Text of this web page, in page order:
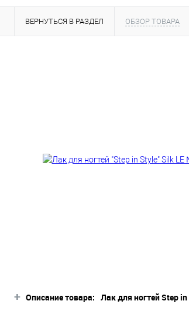
ВЕРНУТЬСЯ В РАЗДЕЛ ОБЗОР ТОВАРА
+ Описание товара: Лак для ногтей Step